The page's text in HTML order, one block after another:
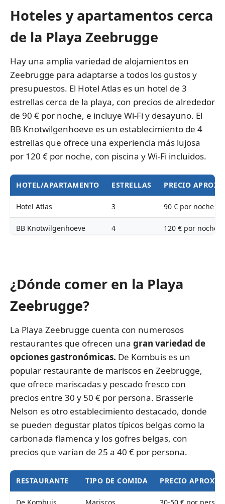
Hoteles y apartamentos cerca
de la Playa Zeebrugge
Hay una amplia variedad de alojamientos en
Zeebrugge para adaptarse a todos los gustos y
presupuestos. El Hotel Atlas es un hotel de 3
estrellas cerca de la playa, con precios de alrededor
de 90 € por noche, e incluye Wi-Fi y desayuno. El
BB Knotwilgenhoeve es un establecimiento de 4
estrellas que ofrece una experiencia más lujosa
por 120 € por noche, con piscina y Wi-Fi incluidos.
HOTEL/APARTAMENTO ESTRELLAS PRECIO
Hotel Atlas 3 90 € por noche
BB Knotwilgenhoeve 4 120 € por noche
¿Dónde comer en la Playa
Zeebrugge?
La Playa Zeebrugge cuenta con numerosos
restaurantes que ofrecen una gran variedad de
opciones gastronómicas. De Kombuis es un
popular restaurante de mariscos en Zeebrugge,
que ofrece mariscadas y pescado fresco con
precios entre 30 y 50 € por persona. Brasserie
Nelson es otro establecimiento destacado, donde
se pueden degustar platos típicos belgas como la
carbonada flamenca y los gofres belgas, con
precios que varían de 25 a 40 € por persona.
RESTAURANTE TIPO DE COMIDA PRECIO
De Kombuis Mariscos 30-50 € por